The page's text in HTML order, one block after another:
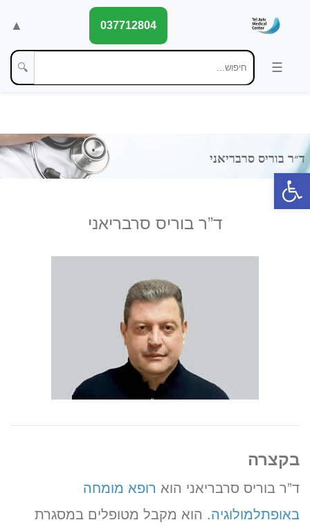
פתח סרגל נגישות
▲ 037712804
🔍
ד”ר בוריס סרבריאני
בקצרה
ד”ר בוריס סרבריאני הוא רופא מומחה
באופתלמולוגיה. הוא מקבל מטופלים במסגרת